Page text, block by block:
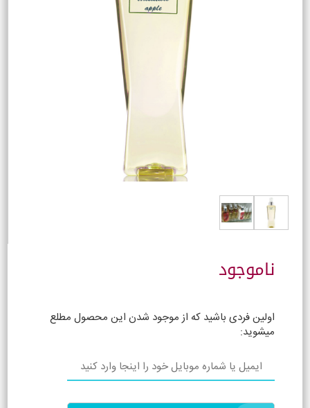
ناموجود
اولین فردی باشید که از موجود شدن این محصول مطلع
میشوید: